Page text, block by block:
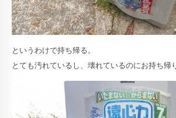
というわけで持ち帰る。
とても汚れているし、壊れているのにお持ち帰